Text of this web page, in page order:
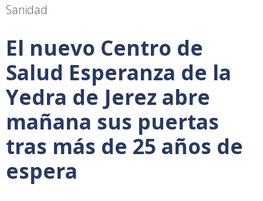
Sanidad
El nuevo Centro de
Salud Esperanza de la
Yedra de Jerez abre
mañana sus puertas
tras más de 25 años de
espera